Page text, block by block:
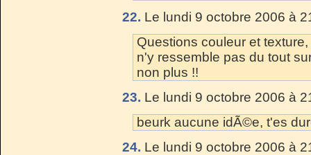
22. Le lundi 9 octobre 2006 à
Questions couleur et
n'y ressemble pas du tout
non plus !!
23. Le lundi 9 octobre 2006 à
beurk aucune idÃ©e, t'es
24. Le lundi 9 octobre 2006 à